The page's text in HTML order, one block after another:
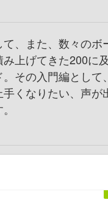
、また、数々のボ
上げてきた200に
その入門編として
くなりたい、声が